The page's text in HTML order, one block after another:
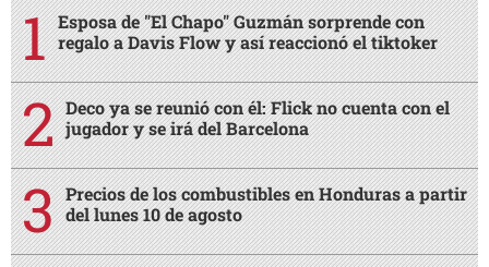
Esposa de "El Chapo" Guzmán sorprende con
regalo a Davis Flow y así reaccionó el tiktoker
Deco ya se reunió con él: Flick no cuenta con el
jugador y se irá del Barcelona
Precios de los combustibles en Honduras a partir
del lunes 10 de agosto